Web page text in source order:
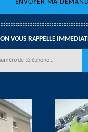
ON VOUS RAPPELLE